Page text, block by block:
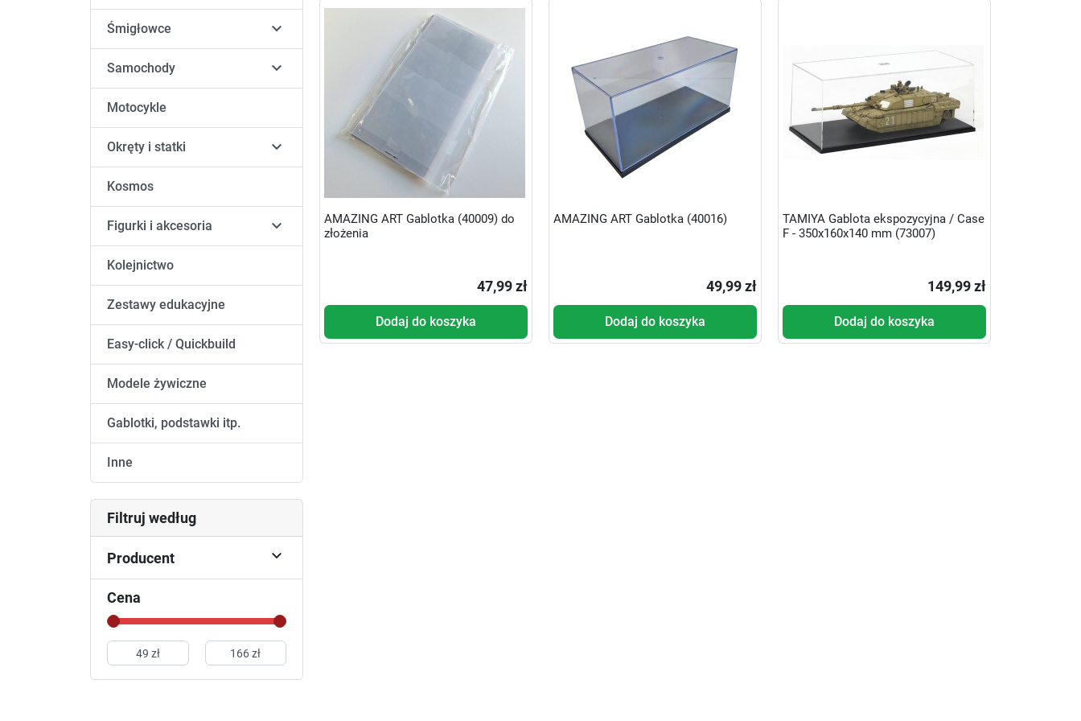
Śmigłowce 
Samochody 
Motocykle
Okręty i statki 
Kosmos
Figurki i akcesoria 
Kolejnictwo
Zestawy edukacyjne
Easy-click / Quickbuild
Modele żywiczne
Gablotki, podstawki itp.
Inne
Filtruj według
Producent 
Cena
AMAZING ART Gablotka (40009) do
złożenia
47,99 zł
Dodaj do koszyka
AMAZING ART Gablotka (40016)
49,99 zł
Dodaj do koszyka
TAMIYA Gablota ekspozycyjna / Case
F - 350x160x140 mm (73007)
149,99 zł
Dodaj do koszyka